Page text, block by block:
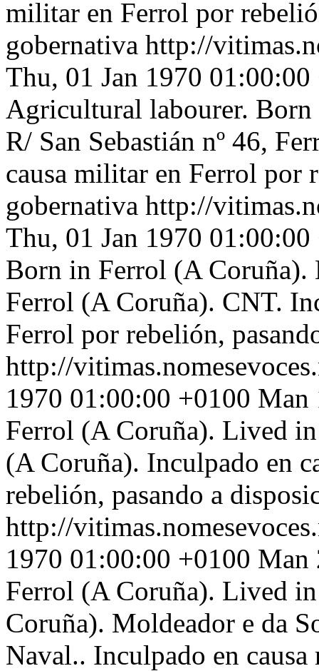
militar en Ferrol por
gobernativa http://
Thu, 01 Jan 1970 01:00:00
Agricultural labourer.
R/ San Sebastián nº 46,
causa militar en Ferrol por
gobernativa http://
Thu, 01 Jan 1970 01:00:00
Born in Ferrol (A Coruña).
Ferrol (A Coruña). CNT.
Ferrol por rebelión,
http://
1970 01:00:00 +0100 Man
Ferrol (A Coruña). Lived
(A Coruña). Inculpado en
rebelión, pasando a
http://
1970 01:00:00 +0100 Man
Ferrol (A Coruña). Lived
Coruña). Moldeador e da
Naval.. Inculpado en